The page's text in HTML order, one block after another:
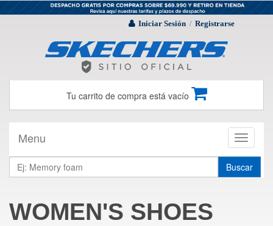
Iniciar Sesión / Registrarse
Tu carrito de compra está vacío
Toggle
Menu
Buscar
WOMEN'S SHOES